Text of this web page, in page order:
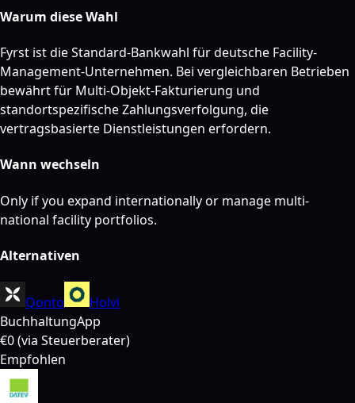
Warum diese Wahl
Fyrst ist die Standard-Bankwahl für deutsche Facility-
Management-Unternehmen. Bei vergleichbaren Betrieben
bewährt für Multi-Objekt-Fakturierung und
standortspezifische Zahlungsverfolgung, die
vertragsbasierte Dienstleistungen erfordern.
Wann wechseln
Only if you expand internationally or manage multi-
national facility portfolios.
Alternativen
Qonto
Holvi
BuchhaltungApp
€0 (via Steuerberater)
Empfohlen